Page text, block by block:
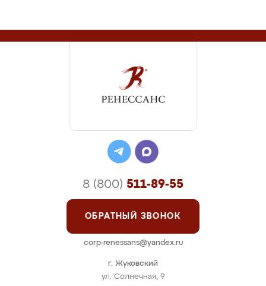
г. Жуковский
ул. Солнечная, 9
8 (800) 511-89-55
ОБРАТНЫЙ ЗВОНОК
corp-renessans@yandex.ru